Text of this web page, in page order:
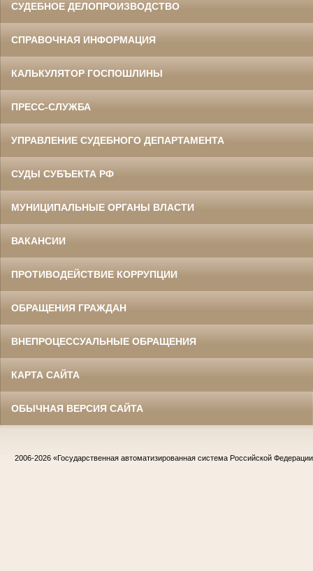
СУДЕБНОЕ ДЕЛОПРОИЗВОДСТВО
СПРАВОЧНАЯ ИНФОРМАЦИЯ
КАЛЬКУЛЯТОР ГОСПОШЛИНЫ
ПРЕСС-СЛУЖБА
УПРАВЛЕНИЕ СУДЕБНОГО ДЕПАРТАМЕНТА
СУДЫ СУБЪЕКТА РФ
МУНИЦИПАЛЬНЫЕ ОРГАНЫ ВЛАСТИ
ВАКАНСИИ
ПРОТИВОДЕЙСТВИЕ КОРРУПЦИИ
ОБРАЩЕНИЯ ГРАЖДАН
ВНЕПРОЦЕССУАЛЬНЫЕ ОБРАЩЕНИЯ
КАРТА САЙТА
ОБЫЧНАЯ ВЕРСИЯ САЙТА
2006-2026 «Государственная автоматизированная система Российской